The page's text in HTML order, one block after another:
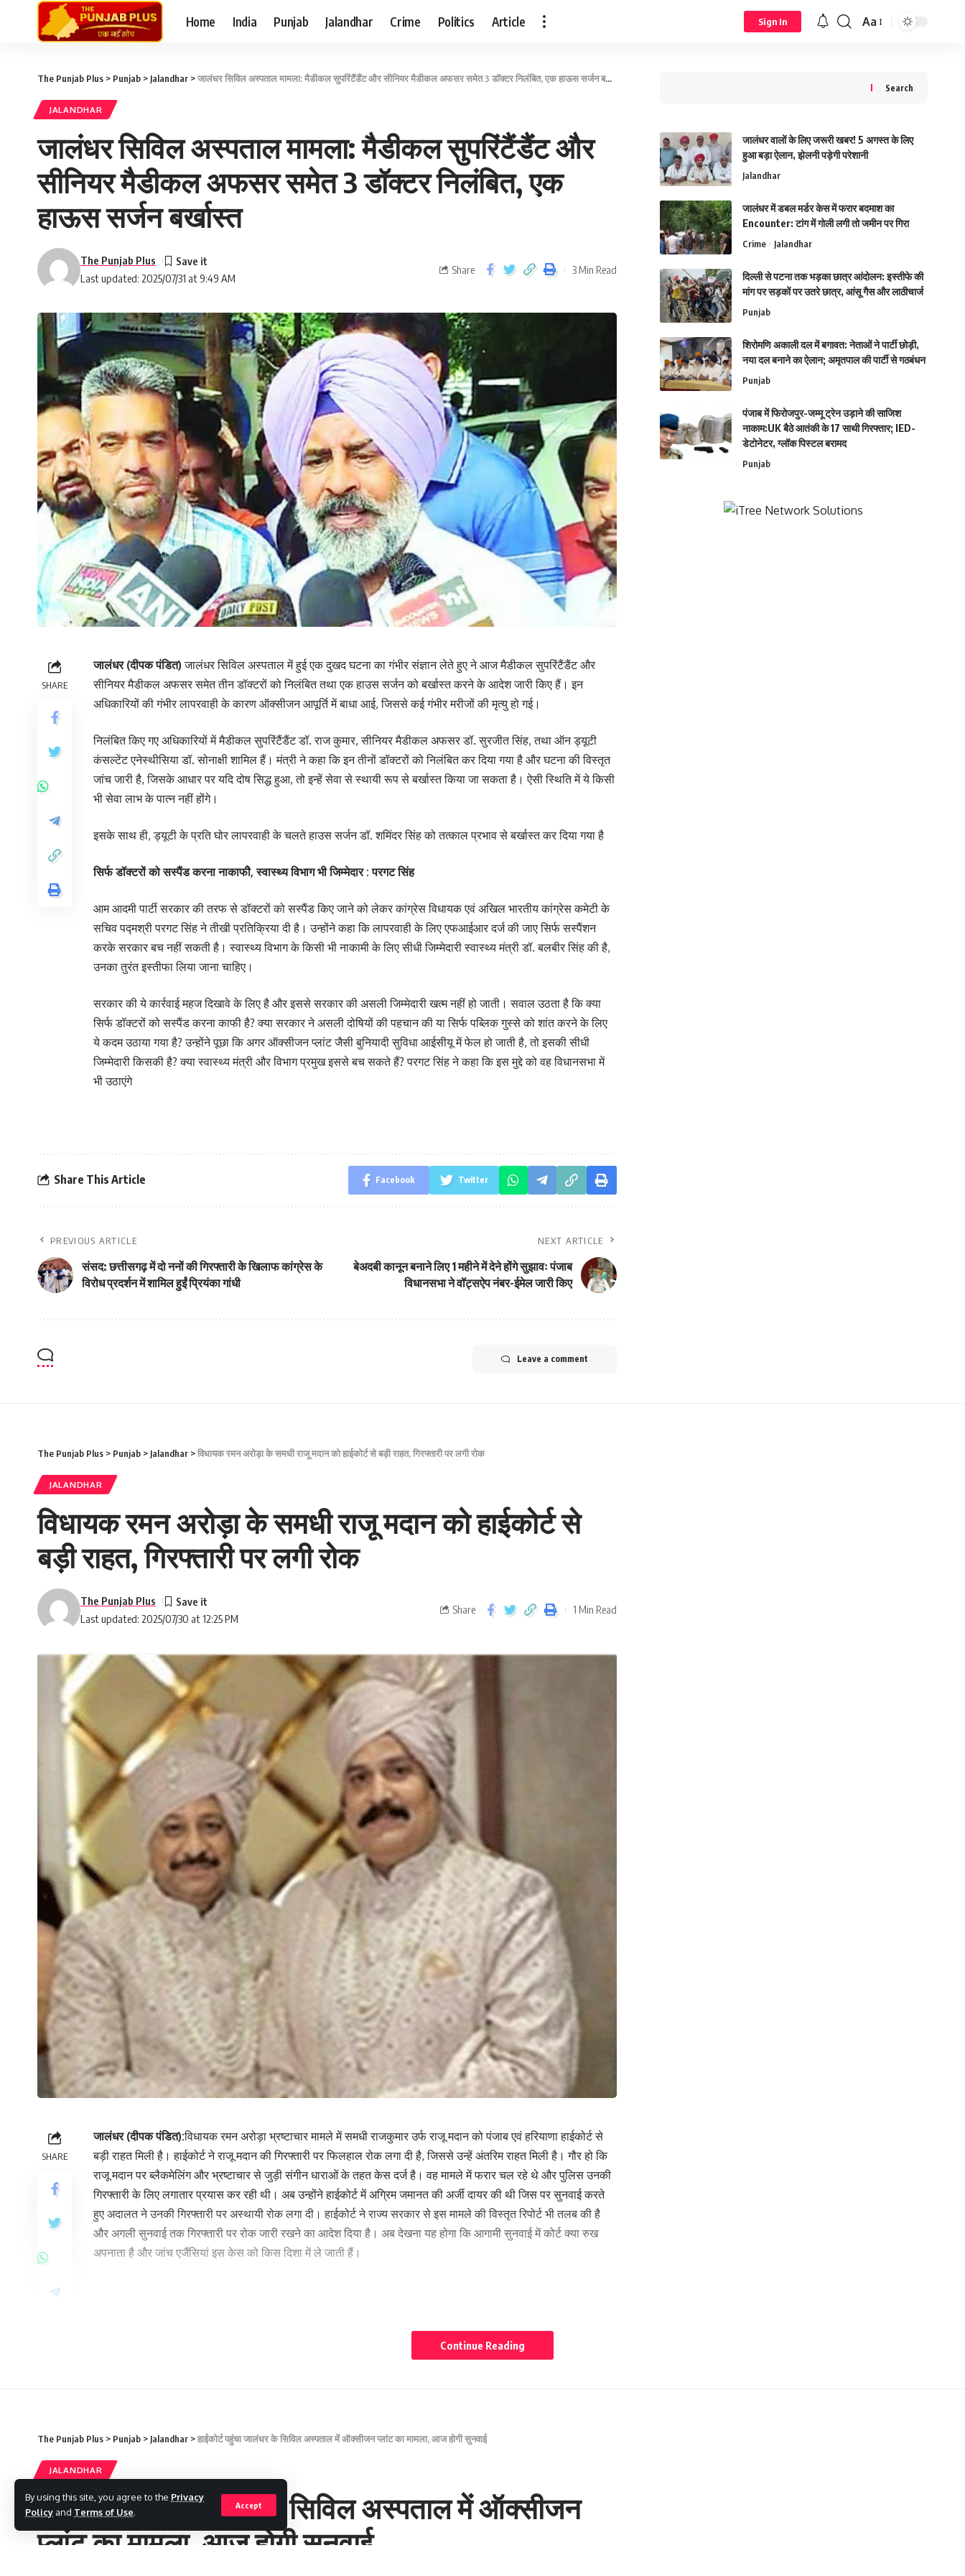
By using this site, you agree to the Privacy
Policy and Terms of Use.
Accept
Home India Punjab Jalandhar Crime Politics Article Sign In Aa
The Punjab Plus > Punjab > Jalandhar >जालंधर सिविल अस्पताल मामला: मैडीकल सुपरिंटैंडैंट और सीनियर मैडीकल अफसर समेत 3 डॉक्टर निलंबित, एक हाऊस सर्जन बर्खास्त
JALANDHAR
जालंधर सिविल अस्पताल मामला: मैडीकल सुपरिंटैंडैंट और
सीनियर मैडीकल अफसर समेत 3 डॉक्टर निलंबित, एक
हाऊस सर्जन बर्खास्त
Last updated: 2025/07/31 at 9:49 AM
The Punjab Plus
Share 3 Min Read
SHARE
जालंधर (दीपक पंडित) जालंधर सिविल अस्पताल में हुई एक दुखद घटना का गंभीर संज्ञान लेते हुए ने आज मैडीकल सुपरिंटैंडैंट और
सीनियर मैडीकल अफसर समेत तीन डॉक्टरों को निलंबित तथा एक हाउस सर्जन को बर्खास्त करने के आदेश जारी किए हैं। इन
अधिकारियों की गंभीर लापरवाही के कारण ऑक्सीजन आपूर्ति में बाधा आई, जिससे कई गंभीर मरीजों की मृत्यु हो गई।
निलंबित किए गए अधिकारियों में मैडीकल सुपरिंटैंडैंट डॉ. राज कुमार, सीनियर मैडीकल अफसर डॉ. सुरजीत सिंह, तथा ऑन ड्यूटी
कंसल्टेंट एनेस्थीसिया डॉ. सोनाक्षी शामिल हैं। मंत्री ने कहा कि इन तीनों डॉक्टरों को निलंबित कर दिया गया है और घटना की विस्तृत
जांच जारी है, जिसके आधार पर यदि दोष सिद्ध हुआ, तो इन्हें सेवा से स्थायी रूप से बर्खास्त किया जा सकता है। ऐसी स्थिति में ये किसी
भी सेवा लाभ के पात्न नहीं होंगे।
इसके साथ ही, ड्यूटी के प्रति घोर लापरवाही के चलते हाउस सर्जन डॉ. शमिंदर सिंह को तत्काल प्रभाव से बर्खास्त कर दिया गया है
सिर्फ डॉक्टरों को सस्पैंड करना नाकाफीे, स्वास्थ्य विभाग भी जिम्मेदार : परगट सिंह
आम आदमी पार्टी सरकार की तरफ से डॉक्टरों को सस्पैंड किए जाने को लेकर कांग्रेस विधायक एवं अखिल भारतीय कांग्रेस कमेटी के
सचिव पद्मश्री परगट सिंह ने तीखी प्रतिक्रिया दी है। उन्होंने कहा कि लापरवाही के लिए एफआईआर दर्ज की जाए सिर्फ सस्पैंशन
करके सरकार बच नहीं सकती है। स्वास्थ्य विभाग के किसी भी नाकामी के लिए सीधी जिम्मेदारी स्वास्थ्य मंत्री डॉ. बलबीर सिंह की है,
उनका तुरंत इस्तीफा लिया जाना चाहिए।
सरकार की ये कार्रवाई महज दिखावे के लिए है और इससे सरकार की असली जिम्मेदारी खत्म नहीं हो जाती। सवाल उठता है कि क्या
सिर्फ डॉक्टरों को सस्पैंड करना काफी है? क्या सरकार ने असली दोषियों की पहचान की या सिर्फ पब्लिक गुस्से को शांत करने के लिए
ये कदम उठाया गया है? उन्होंने पूछा कि अगर ऑक्सीजन प्लांट जैसी बुनियादी सुविधा आईसीयू में फेल हो जाती है, तो इसकी सीधी
जिम्मेदारी किसकी है? क्या स्वास्थ्य मंत्री और विभाग प्रमुख इससे बच सकते हैं? परगट सिंह ने कहा कि इस मुद्दे को वह विधानसभा में
भी उठाएंगे
Share This Article Facebook Twitter
PREVIOUS ARTICLE
संसद: छत्तीसगढ़ में दो ननों की गिरफ्तारी के खिलाफ कांग्रेस के
विरोध प्रदर्शन में शामिल हुईं प्रियंका गांधी
NEXT ARTICLE
बेअदबी कानून बनाने लिए 1 महीने में देने होंगे सुझावः पंजाब
विधानसभा ने वॉट्सऐप नंबर-ईमेल जारी किए
Leave a comment
Search
जालंधर वालों के लिए जरूरी खबर! 5 अगस्त के लिए
हुआ बड़ा ऐलान, झेलनी पड़ेगी परेशानी
Jalandhar
जालंधर में डबल मर्डर केस में फरार बदमाश का
Encounter: टांग में गोली लगी तो जमीन पर गिरा
Crime Jalandhar
दिल्ली से पटना तक भड़का छात्र आंदोलन: इस्तीफे की
मांग पर सड़कों पर उतरे छात्र, आंसू गैस और लाठीचार्ज
Punjab
शिरोमणि अकाली दल में बगावत: नेताओं ने पार्टी छोड़ी,
नया दल बनाने का ऐलान; अमृतपाल की पार्टी से गठबंधन
Punjab
पंजाब में फिरोजपुर-जम्मू ट्रेन उड़ाने की साजिश
नाकाम:UK बैठे आतंकी के 17 साथी गिरफ्तार; IED-
डेटोनेटर, ग्लॉक पिस्टल बरामद
Punjab
The Punjab Plus > Punjab > Jalandhar >विधायक रमन अरोड़ा के समधी राजू मदान को हाईकोर्ट से बड़ी राहत, गिरफ्तारी पर लगी रोक
JALANDHAR
विधायक रमन अरोड़ा के समधी राजू मदान को हाईकोर्ट से
बड़ी राहत, गिरफ्तारी पर लगी रोक
Last updated: 2025/07/30 at 12:25 PM
The Punjab Plus
Share 1 Min Read
SHARE
जालंधर (दीपक पंडित):विधायक रमन अरोड़ा भ्रष्टाचार मामले में समधी राजकुमार उर्फ राजू मदान को पंजाब एवं हरियाणा हाईकोर्ट से
बड़ी राहत मिली है। हाईकोर्ट ने राजू मदान की गिरफ्तारी पर फिलहाल रोक लगा दी है, जिससे उन्हें अंतरिम राहत मिली है। गौर हो कि
राजू मदान पर ब्लैकमेलिंग और भ्रष्टाचार से जुड़ी संगीन धाराओं के तहत केस दर्ज है। वह मामले में फरार चल रहे थे और पुलिस उनकी
गिरफ्तारी के लिए लगातार प्रयास कर रही थी। अब उन्होंने हाईकोर्ट में अग्रिम जमानत की अर्जी दायर की थी जिस पर सुनवाई करते
हुए अदालत ने उनकी गिरफ्तारी पर अस्थायी रोक लगा दी। हाईकोर्ट ने राज्य सरकार से इस मामले की विस्तृत रिपोर्ट भी तलब की है
और अगली सुनवाई तक गिरफ्तारी पर रोक जारी रखने का आदेश दिया है। अब देखना यह होगा कि आगामी सुनवाई में कोर्ट क्या रुख
अपनाता है और जांच एजैंसियां इस केस को किस दिशा में ले जाती हैं।
Share This Article Facebook Twitter
PREVIOUS ARTICLE
ट्रैवल एजेंट के घर अंधाधुंध फायरिंग, दहशत में
लोग
NEXT ARTICLE
बड़ी वारदात: दिनदहाड़े एक व्यक्ति पर तेजधार हथियारों से हमला, 8 लोगों पर
Continue Reading
The Punjab Plus > Punjab > Jalandhar >हाईकोर्ट पहुंचा जालंधर के सिविल अस्पताल में ऑक्सीजन प्लांट का मामला, आज होगी सुनवाई
JALANDHAR
हाईकोर्ट पहुंचा जालंधर के सिविल अस्पताल में ऑक्सीजन
प्लांट का मामला, आज होगी सुनवाई